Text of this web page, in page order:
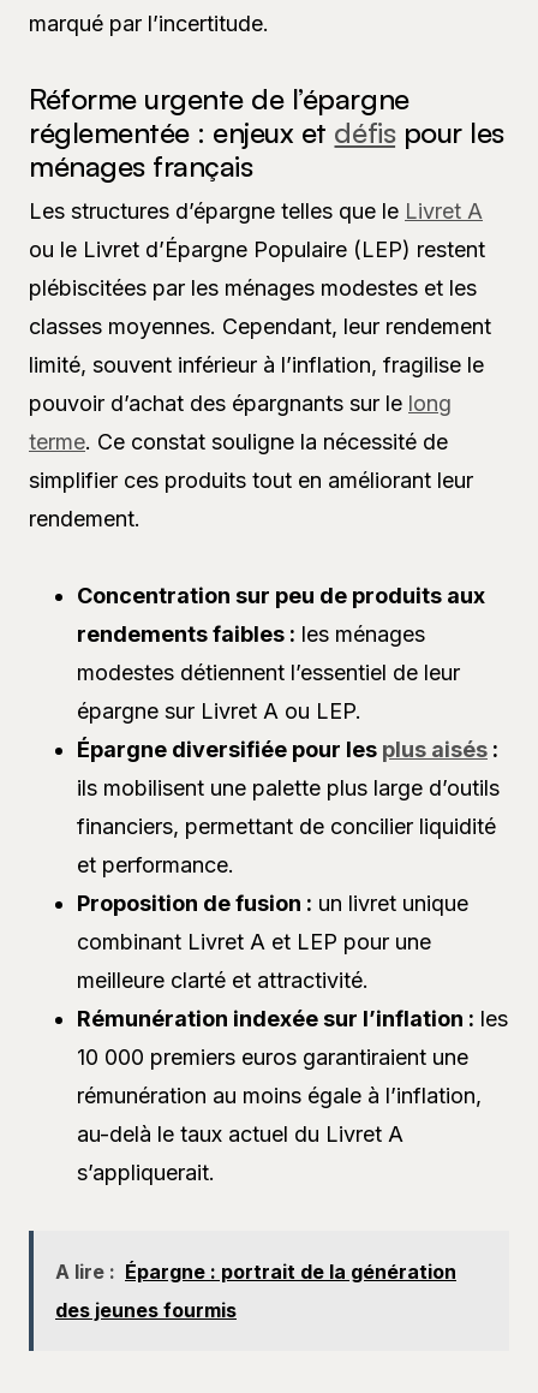
marqué par l’incertitude.
Réforme urgente de l’épargne
réglementée : enjeux et défispour les
ménages français
Les structures d’épargne telles que le Livret A
ou le Livret d’Épargne Populaire (LEP) restent
plébiscitées par les ménages modestes et les
classes moyennes. Cependant, leur rendement
limité, souvent inférieur à l’inflation, fragilise le
pouvoir d’achat des épargnants sur le long
terme. Ce constat souligne la nécessité de
simplifier ces produits tout en améliorant leur
rendement.
Concentration sur peu de produits aux
rendements faibles : les ménages
modestes détiennent l’essentiel de leur
épargne sur Livret A ou LEP.
Épargne diversifiée pour les plus aisés :
ils mobilisent une palette plus large d’outils
financiers, permettant de concilier liquidité
et performance.
Proposition de fusion : un livret unique
combinant Livret A et LEP pour une
meilleure clarté et attractivité.
Rémunération indexée sur l’inflation : les
10 000 premiers euros garantiraient une
rémunération au moins égale à l’inflation,
au-delà le taux actuel du Livret A
s’appliquerait.
A lire : Épargne : portrait de la génération
des jeunes fourmis